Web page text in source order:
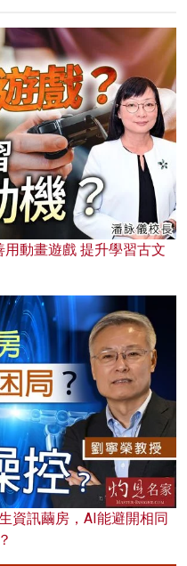
動畫遊戲 提升學習古文
資訊繭房，AI能避開相同